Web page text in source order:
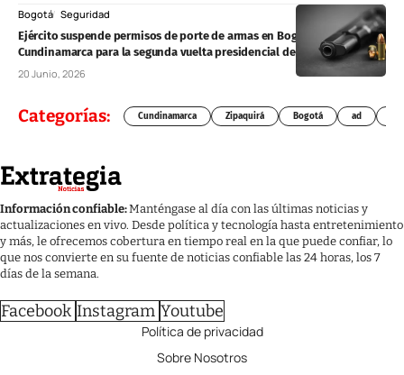
Bogotá Seguridad
Ejército suspende permisos de porte de armas en Bogotá y
Cundinamarca para la segunda vuelta presidencial del 21 de junio
20 Junio, 2026
Categorías: Cundinamarca Zipaquirá Bogotá ad
Información confiable:Manténgase al día con las últimas noticias y
actualizaciones en vivo. Desde política y tecnología hasta entretenimiento
y más, le ofrecemos cobertura en tiempo real en la que puede confiar, lo
que nos convierte en su fuente de noticias confiable las 24 horas, los 7
días de la semana.
Facebook Instagram Youtube
Política de privacidad
Sobre Nosotros